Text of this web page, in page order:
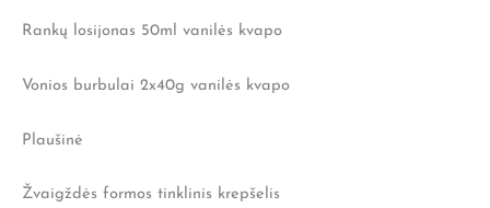
Rankų losijonas 50ml vanilės kvapo
Vonios burbulai 2x40g vanilės kvapo
Plaušinė
Žvaigždės formos tinklinis krepšelis
draugystę"